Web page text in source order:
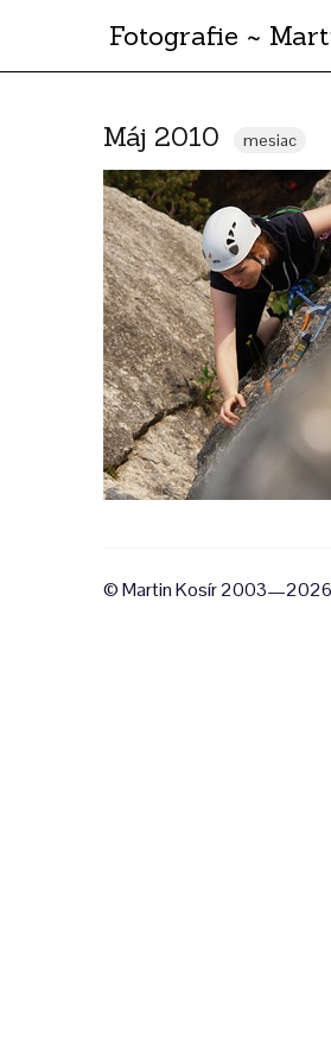
Fotografie ~
Máj 2010 mesiac
© Martin Kosír 2003—2026